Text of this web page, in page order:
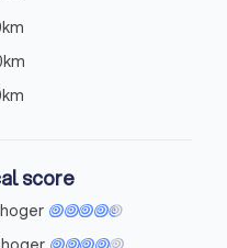
score